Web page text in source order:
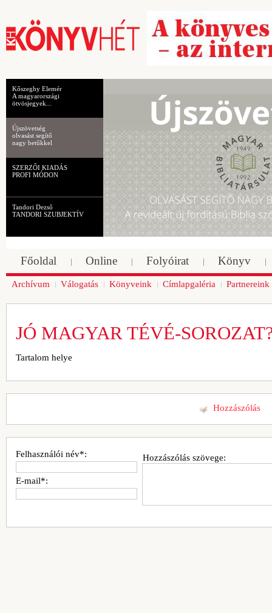
Kőszeghy Elemér
A magyarországi
ötvösjegyek...
Újszövetség
olvasást segítő
nagy betűkkel
SZERZŐI KIADÁS
PROFI MÓDON
Tandori Dezső
TANDORI SZUBJEKTÍV
Főoldal Online Folyóirat Könyv
Archívum Válogatás Könyveink Címlapgaléria Partnereink
JÓ MAGYAR TÉVÉ-
Tartalom helye
Hozzászólás
Hozzászólás szövege:
Felhasználói név*:
E-mail*: